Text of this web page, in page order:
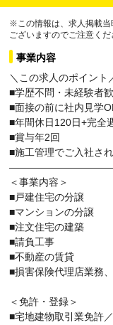
※この情報は、求人掲載当
ございますのでご注意くだ
事業内容
＼この求人のポイント
■学歴不問・未経験者
■面接の前に社内見学
■年間休日120日+完全
■賞与年2回
■施工管理でご入社さ
＜事業内容＞
■戸建住宅の分譲
■マンションの分譲
■注文住宅の建築
■請負工事
■不動産の賃貸
■損害保険代理店業務
＜免許・登録＞
■宅地建物取引業免許